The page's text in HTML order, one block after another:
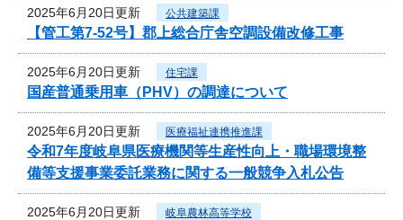
2025年6月20日更新 公共建築課
【管工第7-52号】郡上総合庁舎空調設備改修工事
2025年6月20日更新 住宅課
国産普通乗用車（PHV）の調達について
2025年6月20日更新 医療福祉連携推進課
令和7年度岐阜県医療機関等生産性向上・職場環境整
備等支援事業委託業務に関する一般競争入札公告
2025年6月20日更新 岐阜農林高等学校